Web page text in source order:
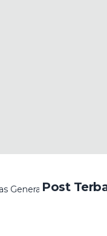
GenerasiPost